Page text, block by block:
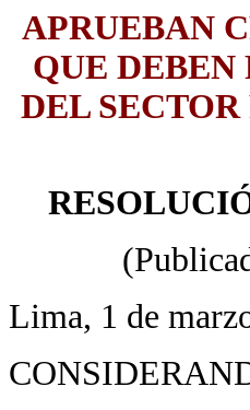
APRUEBAN
QUE
DEL
Lima, 1 de